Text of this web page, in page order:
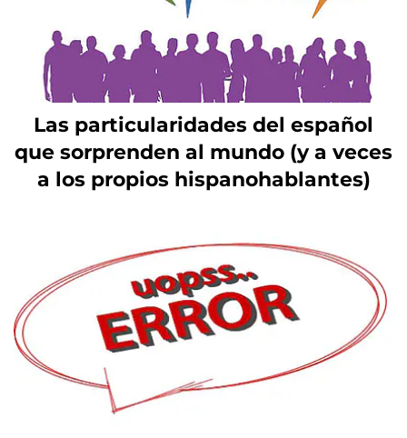
Las particularidades del español
que sorprenden al mundo (y a veces
a los propios hispanohablantes)